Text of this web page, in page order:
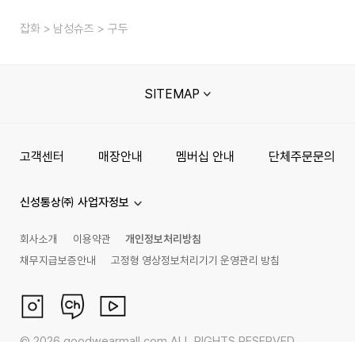
잡화 남성슈즈 구두
SITEMAP
고객센터 매장안내 멤버십 안내 단체주문문의
신성통상㈜ 사업자정보
회사소개 이용약관
개인정보처리방침
채무지급보증안내
고정형 영상정보처리기기 운영관리 방침